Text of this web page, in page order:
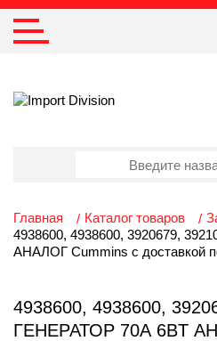
Главная Каталог товаров
4938600, 4938600, 3920679,
АНАЛОГ Cummins с доставкой
4938600, 4938600,
ГЕНЕРАТОР 70А 6BT